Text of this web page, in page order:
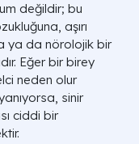
değildir; bu
aşırı
ya da nörolojik bir
Eğer bir birey
neden olur
sinir
ciddi bir